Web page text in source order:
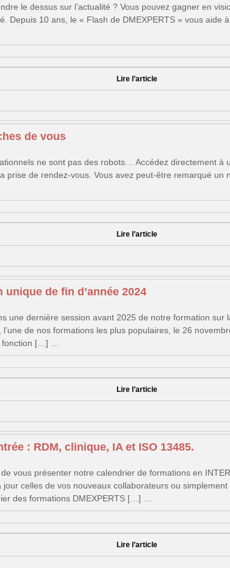
le dessus sur l’actualité ? Vous pouvez gagner en
Depuis 10 ans, le « Flash de DMEXPERTS » vous aide
Lire l’article
de vous
ne sont pas des robots… Accédez directement
prise de rendez-vous. Vous avez peut-être remarqué
Lire l’article
de fin d’année 2024
une dernière session avant 2025 de notre formation sur
de nos formations les plus populaires, le 26
fonction […] …
Lire l’article
: RDM, clinique, IA et ISO 13485.
vous présenter notre calendrier de formations en
celles de vos nouveaux collaborateurs ou
des formations DMEXPERTS […] …
Lire l’article